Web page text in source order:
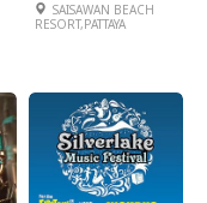
SAISAWAN BEACH
RESORT,PATTAYA